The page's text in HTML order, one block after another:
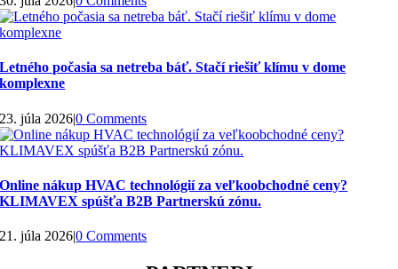
Letného počasia sa netreba báť. Stačí riešiť klímu v dome
komplexne
23. júla 2026|0 Comments
Online nákup HVAC technológií za veľkoobchodné ceny?
KLIMAVEX spúšťa B2B Partnerskú zónu.
21. júla 2026|0 Comments